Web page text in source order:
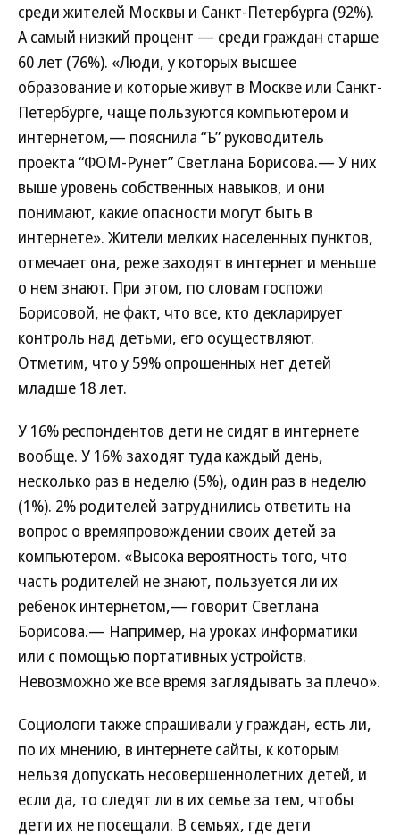
среди жителей Москвы и Санкт-Петербурга (92%).
А самый низкий процент — среди граждан старше
60 лет (76%). «Люди, у которых высшее
образование и которые живут в Москве или Санкт-
Петербурге, чаще пользуются компьютером и
интернетом,— пояснила “Ъ” руководитель
проекта “ФОМ-Рунет” Светлана Борисова.— У них
выше уровень собственных навыков, и они
понимают, какие опасности могут быть в
интернете». Жители мелких населенных пунктов,
отмечает она, реже заходят в интернет и меньше
о нем знают. При этом, по словам госпожи
Борисовой, не факт, что все, кто декларирует
контроль над детьми, его осуществляют.
Отметим, что у 59% опрошенных нет детей
младше 18 лет.
У 16% респондентов дети не сидят в интернете
вообще. У 16% заходят туда каждый день,
несколько раз в неделю (5%), один раз в неделю
(1%). 2% родителей затруднились ответить на
вопрос о времяпровождении своих детей за
компьютером. «Высока вероятность того, что
часть родителей не знают, пользуется ли их
ребенок интернетом,— говорит Светлана
Борисова.— Например, на уроках информатики
или с помощью портативных устройств.
Невозможно же все время заглядывать за плечо».
Социологи также спрашивали у граждан, есть ли,
по их мнению, в интернете сайты, к которым
нельзя допускать несовершеннолетних детей, и
если да, то следят ли в их семье за тем, чтобы
дети их не посещали. В семьях, где дети